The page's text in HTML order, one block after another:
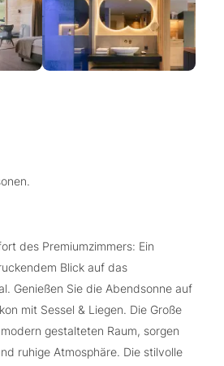
des Premiumzimmers​: Ein
Blick auf das
Genießen Sie die Abendsonne auf
mit Sessel & Liegen. Die Große
gestalteten Raum, sorgen
ruhige Atmosphäre. Die stilvolle